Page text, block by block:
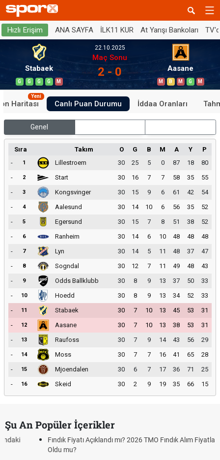
Hızlı Erişim ANA SAYFA İLK11 KUR At Yarışı Bankoları
Stabaek
G G G G M
22.10.2025
Maç Sonu
2 - 0 Aasane
M B M G M
Haritası
Yeni
Canlı Puan Durumu İddaa Oranları
Genel
Sıra Takım O G B M A Y
P
-
1 Lillestroem 30 25 5 0 87 18
80
-
2 Start 30 16 7 7 58 35
55
-
3 Kongsvinger 30 15 9 6 61 42
54
-
4 Aalesund 30 14 10 6 56 35
52
-
5 Egersund 30 15 7 8 51 38
52
-
6 Ranheim 30 14 6 10 48 48
48
-
7 Lyn 30 14 5 11 48 37
47
-
8 Sogndal 30 12 7 11 49 48
43
-
9 Odds Ballklubb 30 8 9 13 37 50
33
-
10 Hoedd 30 8 9 13 34 52
33
-
11 Stabaek 30 7 10 13 45 53
31
-
12 Aasane 30 7 10 13 38 53
31
-
13 Raufoss 30 7 9 14 43 56
29
-
14 Moss 30 7 7 16 41 65
28
-
15 Mjoendalen 30 6 7 17 36 71
25
-
16 Skeid 30 2 9 19 35 66 15
Şu An Popüler İçerikler
Fındık Fiyatı Açıklandı mı? 2026 TMO Fındık Alım Fiyatları Belli
Oldu mu?